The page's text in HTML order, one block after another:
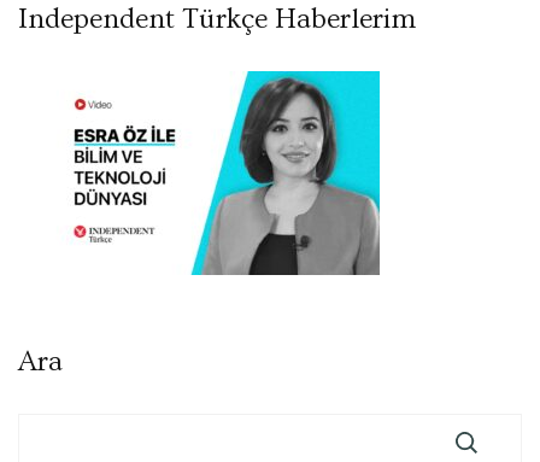
Independent Türkçe Haberlerim
Ara